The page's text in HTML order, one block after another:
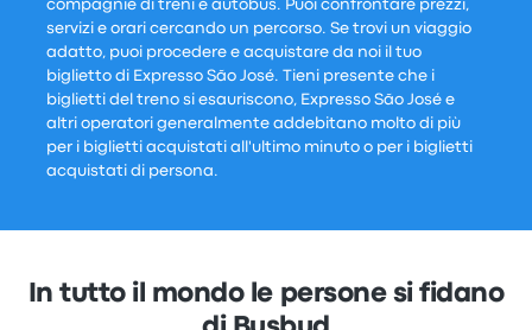
compagnie di treni e autobus. Puoi confrontare prezzi,
servizi e orari cercando un percorso. Se trovi un viaggio
adatto, puoi procedere e acquistare da noi il tuo
biglietto di Expresso São José. Tieni presente che i
biglietti del treno si esauriscono, Expresso São José e
altri operatori generalmente addebitano molto di più
per i biglietti acquistati all'ultimo minuto o per i biglietti
acquistati di persona.
In tutto il mondo le persone si fidano